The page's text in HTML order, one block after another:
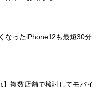
なったiPhone12も最短30分
】複数店舗で検討してモバイ